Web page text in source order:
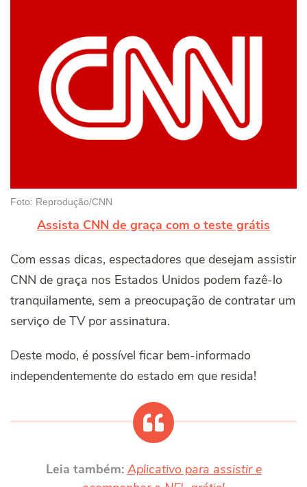
Foto: Reprodução/CNN
Assista CNN de graça com o teste grátis
Com essas dicas, espectadores que desejam assistir
CNN de graça nos Estados Unidos podem fazê-lo
tranquilamente, sem a preocupação de contratar um
serviço de TV por assinatura.
Deste modo, é possível ficar bem-informado
independentemente do estado em que resida!
Leia também: Aplicativo para assistir e